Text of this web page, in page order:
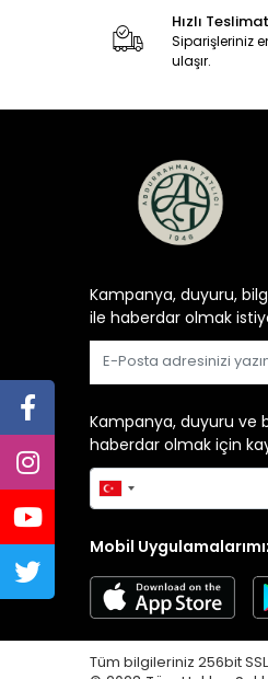
Hızlı Teslimat
Siparişleriniz
ulaşır.
Kampanya, duyuru,
ile haberdar olmak
Kampanya, duyuru ve
haberdar olmak için
Mobil
Tüm bilgileriniz 256bit